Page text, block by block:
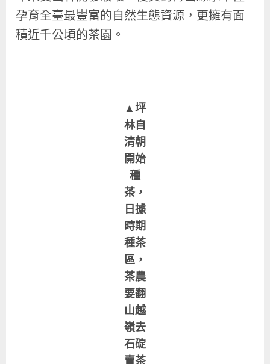
孕育全臺最豐富的自然生態資源，更擁有面
積近千公頃的茶園。
▲坪
林自
清朝
開始
種
茶，
日據
時期
種茶
區，
茶農
要翻
山越
嶺去
石碇